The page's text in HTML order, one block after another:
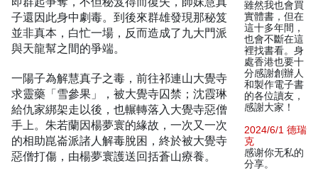
子還因此身中劇毒。到後來群雄發現那秘笈
並非真本，白忙一場，反而造成了九大門派
與天龍幫之間的爭端。
一陽子為解慧真子之毒，前往祁連山大覺寺
求靈藥「雪參果」，被大覺寺囚禁；沈霞琳
給仇家綁架走以後，也輾轉落入大覺寺惡僧
手上。朱若蘭因楊夢寰的緣故，一次又一次
的相助崑崙派諸人解毒脫困，終於被大覺寺
惡僧打傷，由楊夢寰護送回括蒼山療養。
雖然我也會買
實體書，但在
這十多年間，
也會不斷在這
裡找書看。身
處香港也要十
分感謝創辦人
和製作電子書
的各位讀友，
感謝大家！
2024/6/1 德瑞
克
感谢你无私的
分享。